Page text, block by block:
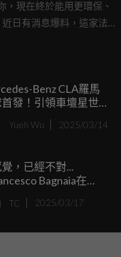
，現在終於能用更環保、
日有消息爆料，這家法
款全新電動貨物自行
速系統，讓你的「帶小
Benz CLA羅馬
發！引領車壇星世
Yueh Wu 2025/03/14
，已經不對...
Bagnaia在
GP25車上苦
！
TC 2025/03/17